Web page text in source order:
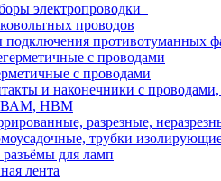
электропроводки
проводов
подключения противотуманных
с проводами
с проводами
и наконечники с проводами,
НВМ
разрезные,
трубки
для ламп
лента